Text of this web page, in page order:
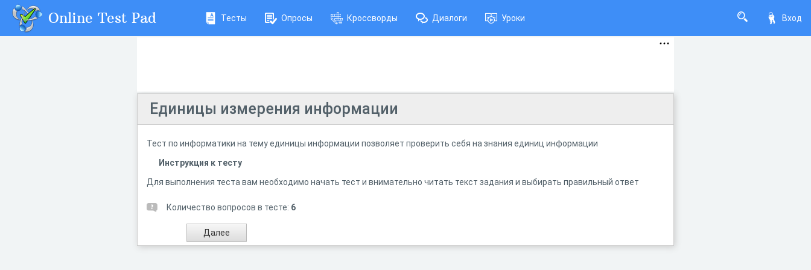
Вход
Online Test Pad Тесты Опросы Кроссворды Диалоги Уроки
Единицы измерения информации
Тест по информатики на тему единицы информации позволяет проверить себя на знания единиц информации
Инструкция к тесту
Для выполнения теста вам необходимо начать тест и внимательно читать текст задания и выбирать правильный ответ
Количество вопросов в тесте: 6